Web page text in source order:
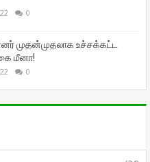
0
முதன்முதலாக உச்சக்கட்ட
மீனா!
0